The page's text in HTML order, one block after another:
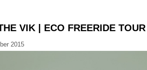
VIK | ECO FREERIDE TOUR
2015